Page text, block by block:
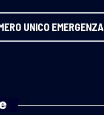
UNICO EMERGENZA